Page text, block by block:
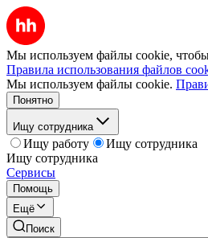
Мы используем файлы cookie, чтобы
Правила использования файлов
Мы используем файлы cookie.
Понятно
Ищу сотрудника
Ищу работу
Ищу сотрудника
Ищу сотрудника
Сервисы
Помощь
Ещё
Поиск